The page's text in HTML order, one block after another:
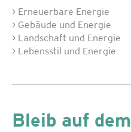
> Erneuerbare Energie
> Gebäude und Energie
> Landschaft und Energie
> Lebensstil und Energie
Bleib auf dem